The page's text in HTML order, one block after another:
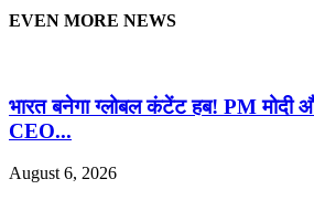
EVEN MORE NEWS
भारत बनेगा ग्लोबल कंटेंट हब! PM
CEO...
August 6, 2026